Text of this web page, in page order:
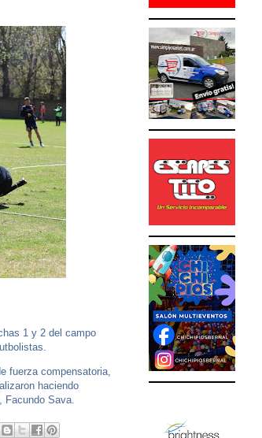
1 y 2 del campo
fuerza compensatoria,
haciendo
Sava.